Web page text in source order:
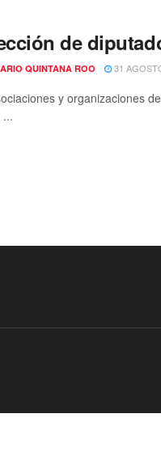
de
QUINTANA ROO 31
y organizaciones